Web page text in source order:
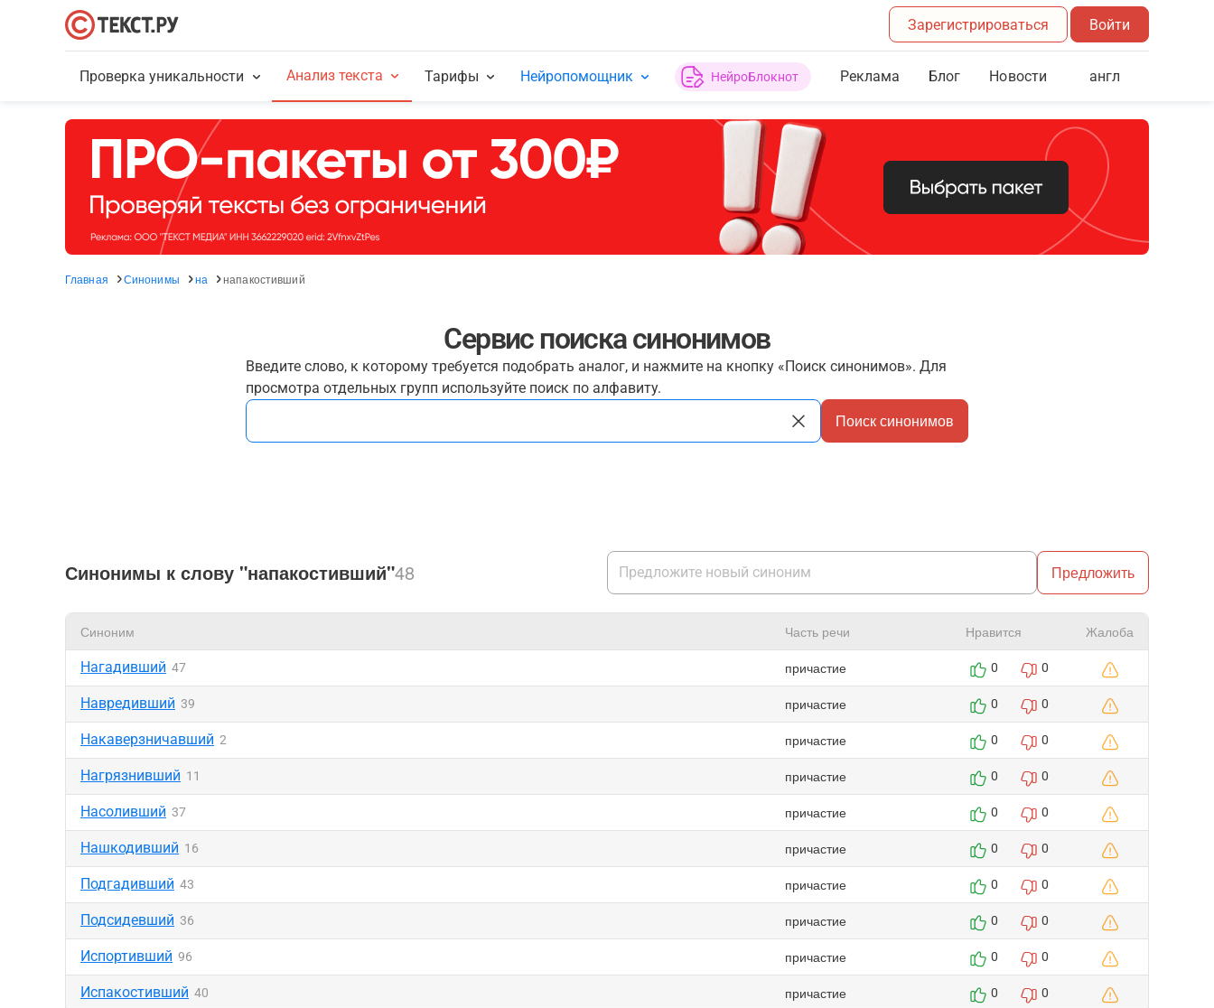
Зарегистрироваться Войти
Проверка уникальности Анализ текста Тарифы Нейропомощник НейроБлокнот Реклама Блог Новости англ
Главная Синонимы на напакостивший
Сервис поиска синонимов
Введите слово, к которому требуется подобрать аналог, и нажмите на кнопку «Поиск синонимов». Для
просмотра отдельных групп используйте поиск по алфавиту.
Поиск синонимов
Синонимы к слову "напакостивший"48 Предложить
Синоним Часть речи Нравится Жалоба
Нагадивший 47 причастие 0 0
Навредивший 39 причастие 0 0
Накаверзничавший 2 причастие 0 0
Нагрязнивший 11 причастие 0 0
Насоливший 37 причастие 0 0
Нашкодивший 16 причастие 0 0
Подгадивший 43 причастие 0 0
Подсидевший 36 причастие 0 0
Испортивший 96 причастие 0 0
Испакостивший 40 причастие 0 0